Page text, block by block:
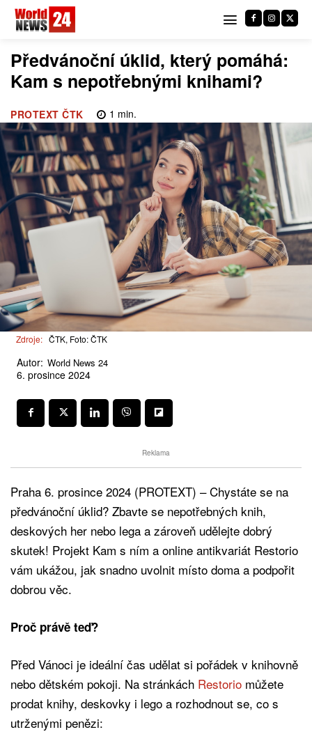
Předvánoční úklid, který pomáhá:
Kam s nepotřebnými knihami?
PROTEXT ČTK 1 min.
Zdroje: ČTK, Foto: ČTK
Autor: World News 24
6. prosince 2024
Reklama
Praha 6. prosince 2024 (PROTEXT) – Chystáte se na
předvánoční úklid? Zbavte se nepotřebných knih,
deskových her nebo lega a zároveň udělejte dobrý
skutek! Projekt Kam s ním a online antikvariát Restorio
vám ukážou, jak snadno uvolnit místo doma a podpořit
dobrou věc.
Proč právě teď?
Před Vánoci je ideální čas udělat si pořádek v knihovně
nebo dětském pokoji. Na stránkách Restorio můžete
prodat knihy, deskovky i lego a rozhodnout se, co s
utrženými penězi: